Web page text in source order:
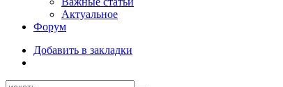
Актуальное
Форум
Добавить в закладки